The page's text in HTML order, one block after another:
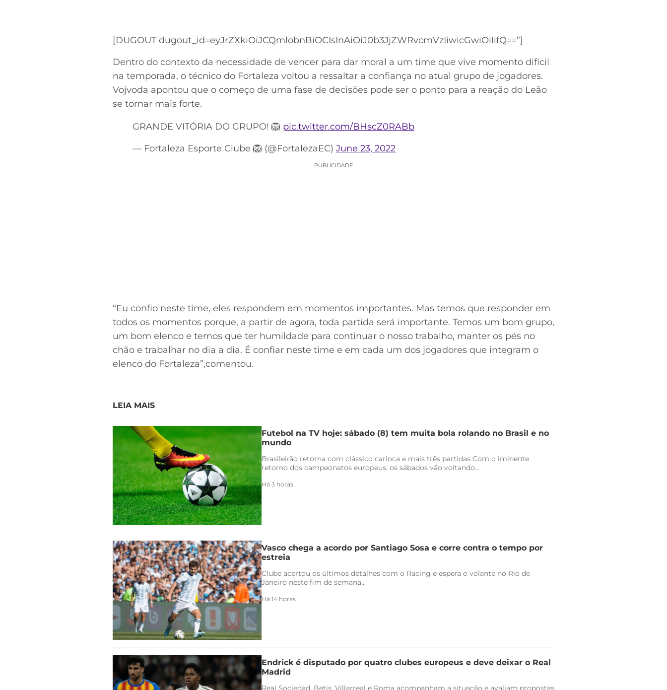
[DUGOUT dugout_id=eyJrZXkiOiJCQmlobnBiOCIsInAiOiJ0b3JjZWRvcmVzIiwicGwiOiIifQ==”]
Dentro do contexto da necessidade de vencer para dar moral a um time que vive momento difícil
na temporada, o técnico do Fortaleza voltou a ressaltar a confiança no atual grupo de jogadores.
Vojvoda apontou que o começo de uma fase de decisões pode ser o ponto para a reação do Leão
se tornar mais forte.
GRANDE VITÓRIA DO GRUPO! 🦁 pic.twitter.com/BHscZ0RABb
— Fortaleza Esporte Clube 🦁 (@FortalezaEC) June 23, 2022
PUBLICIDADE
“Eu confio neste time, eles respondem em momentos importantes. Mas temos que responder em
todos os momentos porque, a partir de agora, toda partida será importante. Temos um bom grupo,
um bom elenco e temos que ter humildade para continuar o nosso trabalho, manter os pés no
chão e trabalhar no dia a dia. É confiar neste time e em cada um dos jogadores que integram o
elenco do Fortaleza”,comentou.
LEIA MAIS
Futebol na TV hoje: sábado (8) tem muita bola rolando no Brasil e no
mundo
Brasileirão retorna com clássico carioca e mais três partidas Com o iminente
retorno dos campeonatos europeus, os sábados vão voltando...
Há 3 horas
Vasco chega a acordo por Santiago Sosa e corre contra o tempo por
estreia
Clube acertou os últimos detalhes com o Racing e espera o volante no Rio de
Janeiro neste fim de semana...
Há 14 horas
Endrick é disputado por quatro clubes europeus e deve deixar o Real
Madrid
Real Sociedad, Betis, Villarreal e Roma acompanham a situação e avaliam propostas